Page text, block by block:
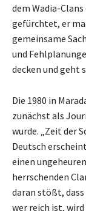
dem Wadia-
gefürchtet, er
gemeinsame
und
decken und geht
Die 1980 in
zunächst als
wurde. „Zeit der
Deutsch
einen
herrschenden
daran stößt,
wer reich ist,